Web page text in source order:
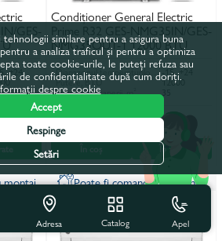
GES-
Condiționer General Electric
Prime R32 GES-NMG35IN/GES-
NMG35OUT-1 12000 BTU
Diapazonul temperaturilor de funcționare, încălzire, °C-15...+24
Putere, BTU 12000
Suprafata incaperii, m² 35
13 438 lei7 839 lei
În rate
montaj Poate fi comandat cu montaj
Adresa Catalog Apel
similare pentru a asigura buna
a analiza traficul și pentru a optimiza
toate cookie-urile, le puteți refuza sau
de confidențialitate după cum doriți.
despre cookie
Accept
Respinge
Setări